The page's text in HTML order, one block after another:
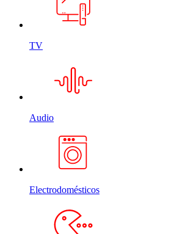
TV
Audio
Electrodomésticos